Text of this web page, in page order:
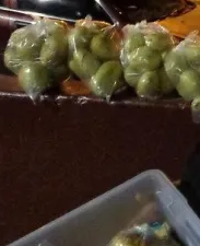
De